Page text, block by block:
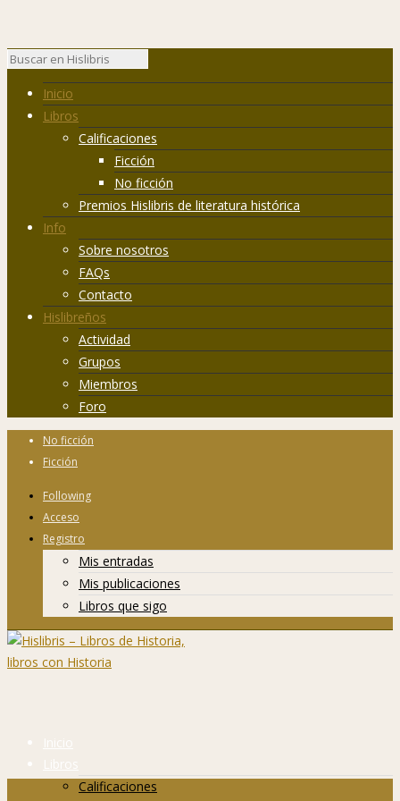
Inicio
Libros
Calificaciones
Ficción
No ficción
Premios Hislibris de literatura histórica
Info
Sobre nosotros
FAQs
Contacto
Hislibreños
Actividad
Grupos
Miembros
Foro
No ficción
Ficción
Following
Acceso
Registro
Mis entradas
Mis publicaciones
Libros que sigo
Inicio
Libros
Calificaciones